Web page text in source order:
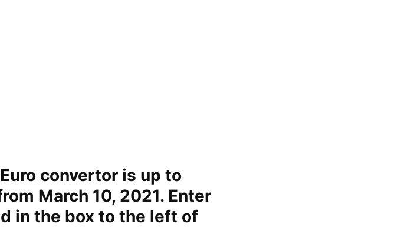
convertor is up to
March 10, 2021. Enter
in the box to the left of